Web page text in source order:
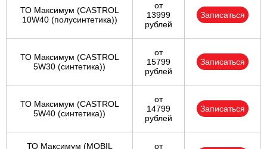
ТО Максимум (CASTROL
10W40 (полусинтетика))
от
13999
рублей
Записаться
ТО Максимум (CASTROL
5W30 (синтетика))
от
15799
рублей
Записаться
ТО Максимум (CASTROL
5W40 (синтетика))
от
14799
рублей
Записаться
ТО Максимум (MOBIL от